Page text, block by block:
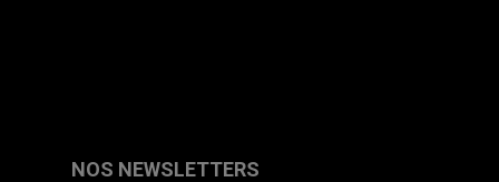
NOS NEWSLETTERS